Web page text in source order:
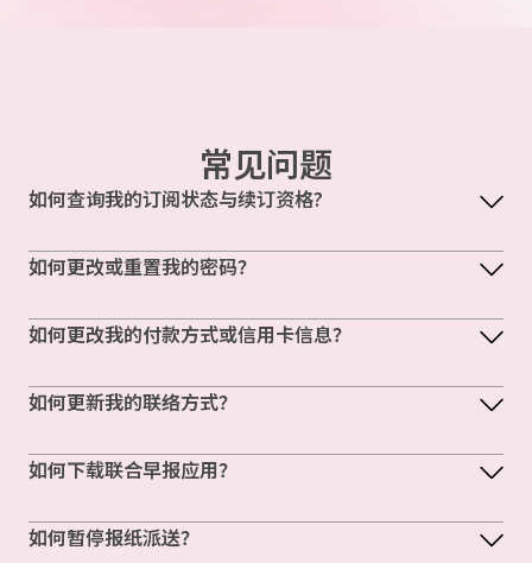
常见问题
如何查询我的订阅状态与续订资格?
如何更改或重置我的密码？
如何更改我的付款方式或信用卡信息？
如何更新我的联络方式？
如何下载联合早报应用？
如何暂停报纸派送？